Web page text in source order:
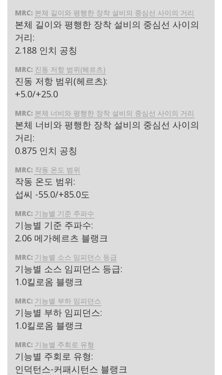
MRC: 본체 길이와 평행한 장착 설비의 중심선 사이의 거리
본체 길이와 평행한 장착 설비의 중심선 사이의
거리:
2.188 인치 공칭
MRC: 진동 저항 범위(헤르츠)
진동 저항 범위(헤르츠):
+5.0/+25.0
MRC: 본체 너비와 평행한 장착 설비의 중심선 사이의 거리
본체 너비와 평행한 장착 설비의 중심선 사이의
거리:
0.875 인치 공칭
MRC: 작동 온도 범위
작동 온도 범위:
섭씨 -55.0/+85.0도
MRC: 기능별 기준 주파수
기능별 기준 주파수:
2.06 메가헤르츠 블랭크
MRC: 기능별 소스 임피던스 등급
기능별 소스 임피던스 등급:
1.0킬로옴 블랭크
MRC: 기능별 부하 임피던스
기능별 부하 임피던스:
1.0킬로옴 블랭크
MRC: 기능별 주회로 유형
기능별 주회로 유형:
인덕턴스-커패시턴스 블랭크